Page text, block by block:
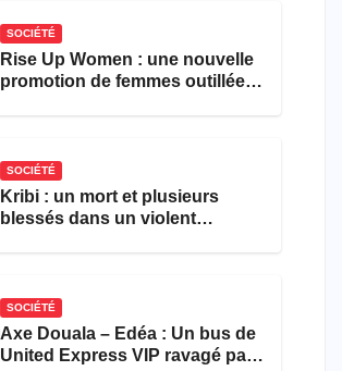
SOCIÉTÉ
Rise Up Women : une nouvelle
promotion de femmes outillées
SOCIÉTÉ
Kribi : un mort et plusieurs
blessés dans un violent
SOCIÉTÉ
Axe Douala – Edéa : Un bus de
United Express VIP ravagé par